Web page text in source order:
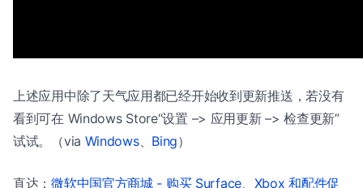
上述应用中除了天气应用都已经开始收到更新推送，若没有
看到可在 Windows Store“设置 –> 应用更新 –> 检查更新”
试试。（via Windows、 Bing）
直达：微软中国官方商城 - 购买 Surface、Xbox 和配件促